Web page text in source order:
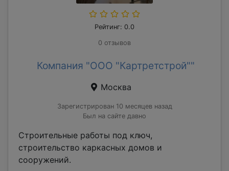
Рейтинг: 0.0
0 отзывов
Компания "ООО "Картретстрой""
Москва
Зарегистрирован 10 месяцев назад
Был на сайте давно
Строительные работы под ключ,
строительство каркасных домов и
сооружений.